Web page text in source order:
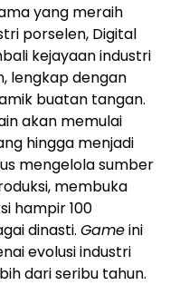
yang meraih
porselen, Digital
kejayaan industri
lengkap dengan
buatan tangan.
akan memulai
hingga menjadi
mengelola sumber
membuka
hampir 100
dinasti. Gameini
evolusi industri
dari seribu tahun.